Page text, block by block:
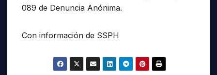
089 de Denuncia Anónima.
Con información de SSPH